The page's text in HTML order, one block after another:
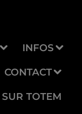
INFOS
CONTACT
TOTEM